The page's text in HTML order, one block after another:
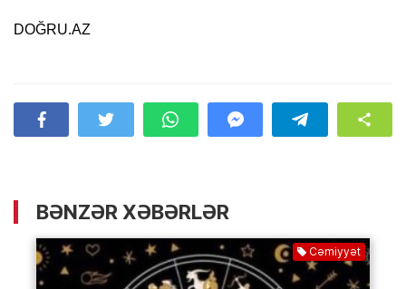
DOĞRU.AZ
BƏNZƏR XƏBƏRLƏR
Cəmiyyət